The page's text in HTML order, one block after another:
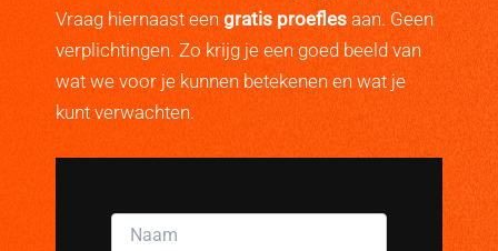
Vraag hiernaast een gratis proefles aan. Geen
verplichtingen. Zo krijg je een goed beeld van
wat we voor je kunnen betekenen en wat je
kunt verwachten.